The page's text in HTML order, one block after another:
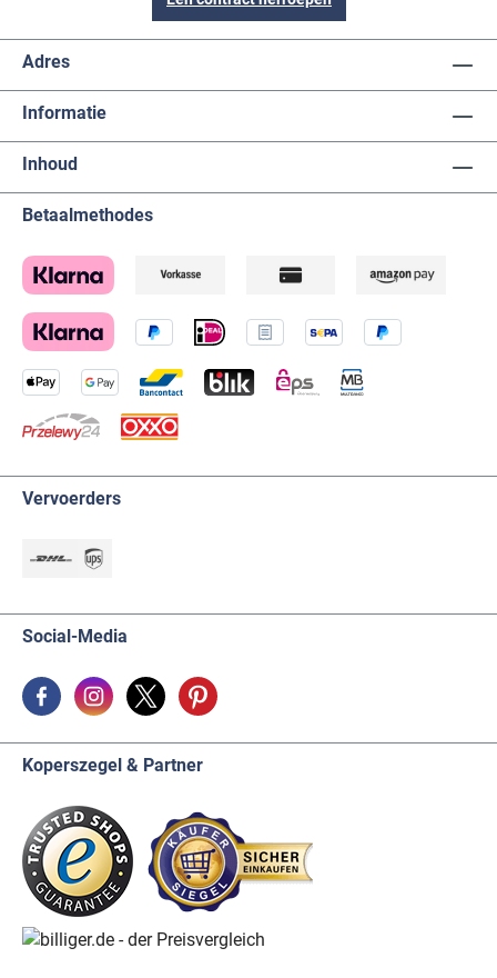
Adres
Informatie
Inhoud
Betaalmethodes
Vervoerders
Social-Media
Koperszegel & Partner